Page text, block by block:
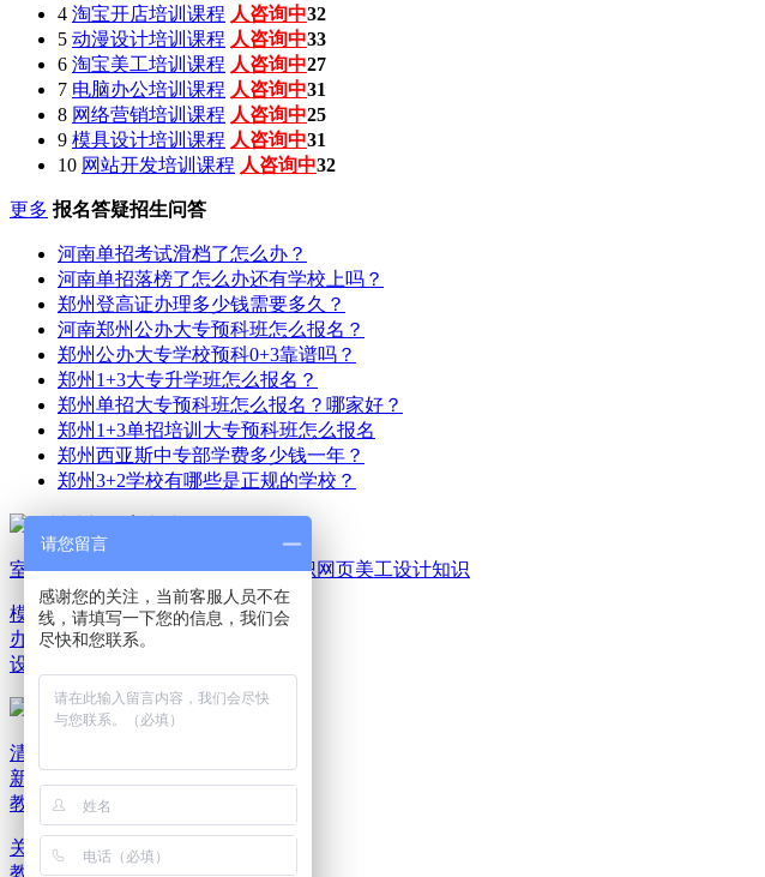
4 淘宝开店培训课程 人咨询中32
5 动漫设计培训课程 人咨询中33
6 淘宝美工培训课程 人咨询中27
7 电脑办公培训课程 人咨询中31
8 网络营销培训课程 人咨询中25
9 模具设计培训课程 人咨询中31
10 网站开发培训课程 人咨询中32
更多 报名答疑招生问答
河南单招考试滑档了怎么办？
河南单招落榜了怎么办还有学校上吗？
郑州登高证办理多少钱需要多久？
河南郑州公办大专预科班怎么报名？
郑州公办大专学校预科0+3靠谱吗？
郑州1+3大专升学班怎么报名？
郑州单招大专预科班怎么报名？哪家好？
郑州1+3单招培训大专预科班怎么报名
郑州西亚斯中专部学费多少钱一年？
郑州3+2学校有哪些是正规的学校？
室内家装设计知识平面广告设计知识网页美工设计知识
模具机械设计知识电脑
办公文秘知识游戏动漫
设计知识
清新教育新闻资讯
新教育报班选课
教育就业服务
关于清新教育 联系清新教育
教育乘车路线
请您留言
感谢您的关注，当前客服人员不在
线，请填写一下您的信息，我们会
尽快和您联系。